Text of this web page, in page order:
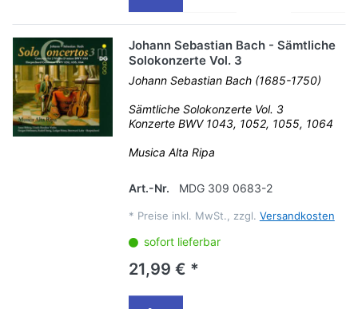
Johann Sebastian Bach - Sämtliche
Solokonzerte Vol. 3
Johann Sebastian Bach (1685-1750)
Sämtliche Solokonzerte Vol. 3
Konzerte BWV 1043, 1052, 1055, 1064
Musica Alta Ripa
Art.-Nr. MDG 309 0683-2
* Preise inkl. MwSt., zzgl. Versandkosten
sofort lieferbar
21,99 € *